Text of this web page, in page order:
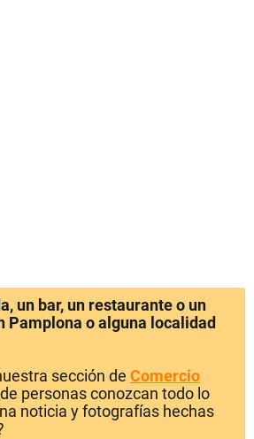
un bar, un restaurante o un
Pamplona o alguna localidad
sección de Comercio
personas conozcan todo lo
noticia y fotografías hechas